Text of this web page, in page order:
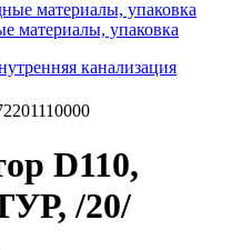
материалы, упаковка
канализация
D110,
/20/